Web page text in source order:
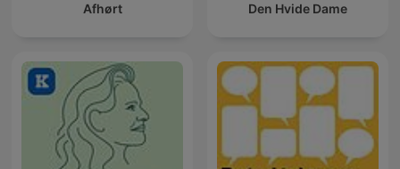
Afhørt Den Hvide Dame